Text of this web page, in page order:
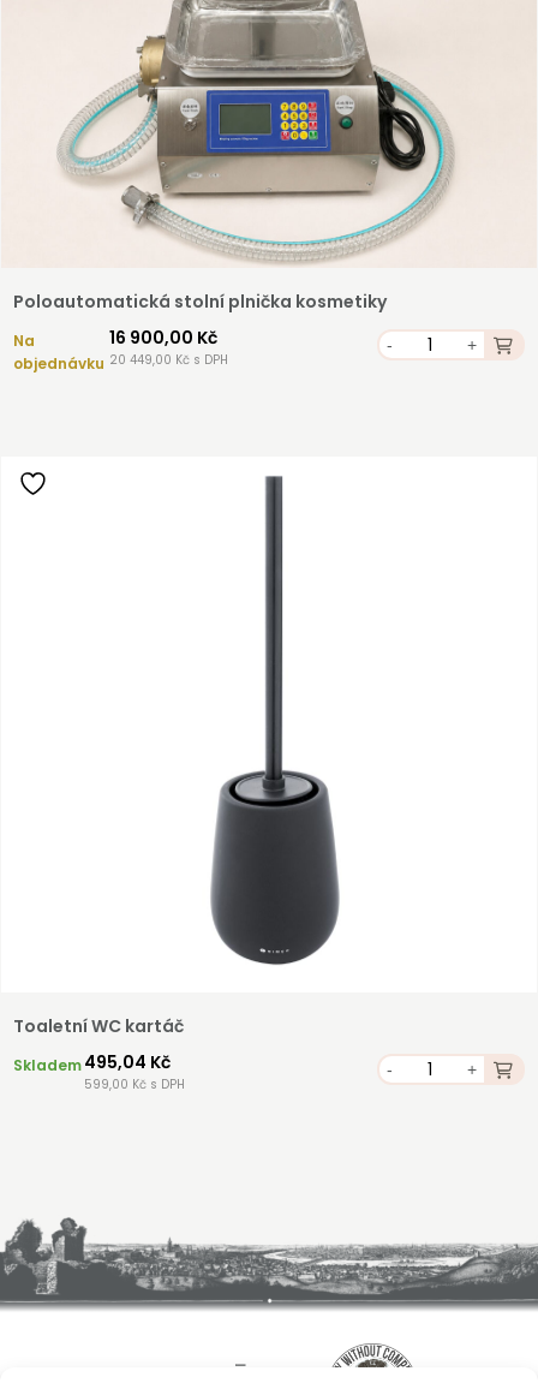
Poloautomatická stolní plnička kosmetiky
Na
objednávku
16 900,00 Kč
20 449,00 Kč s DPH
- +
Toaletní WC kartáč
Skladem495,04 Kč
599,00 Kč s DPH
- +